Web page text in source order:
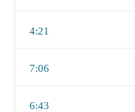
4:21
7:06
6:43